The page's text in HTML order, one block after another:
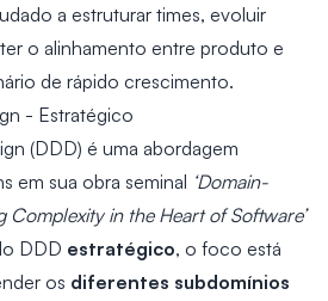
a estruturar times, evoluir
o alinhamento entre produto e
de rápido crescimento.
- Estratégico
(DDD) é uma abordagem
em sua obra seminal ‘Domain-
Complexity in the Heart of Software’
DDD estratégico, o foco está
os diferentes subdomínios